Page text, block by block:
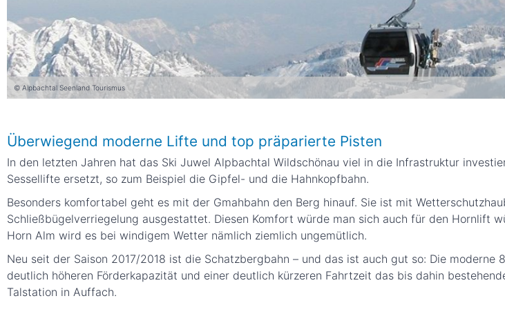
© Alpbachtal Seenland Tourismus
Überwiegend moderne Lifte und top präparierte Pisten
In den letzten Jahren hat das Ski Juwel Alpbachtal Wildschönau viel in die Infrastruktur
Sessellifte ersetzt, so zum Beispiel die Gipfel- und die Hahnkopfbahn.
Besonders komfortabel geht es mit der Gmahbahn den Berg hinauf. Sie ist mit
Schließbügelverriegelung ausgestattet. Diesen Komfort würde man sich auch für den Hornlift
Horn Alm wird es bei windigem Wetter nämlich ziemlich ungemütlich.
Neu seit der Saison 2017/2018 ist die Schatzbergbahn – und das ist auch gut so: Die moderne
deutlich höheren Förderkapazität und einer deutlich kürzeren Fahrtzeit das bis dahin
Talstation in Auffach.